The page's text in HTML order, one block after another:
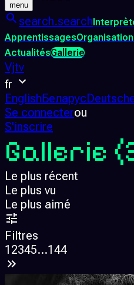
menu
search.search
Apprentissages
ActualitésGallerie
Vjtv
fr
EnglishБеларус
Se connecterou
S'inscrire
Gallerie
Le plus récent
Le plus vu
Le plus aimé
Filtres
1 2345...144